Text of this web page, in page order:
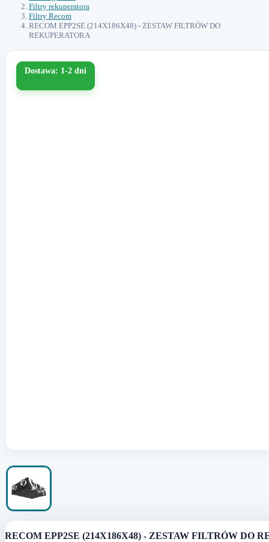
Filtry rekuperatora
Filtry Recom
RECOM EPP2SE (214X186X48) - ZESTAW FILTRÓW DO
REKUPERATORA
Dostawa: 1-2 dni
RECOM EPP2SE (214X186X48) - ZESTAW FILTRÓW DO